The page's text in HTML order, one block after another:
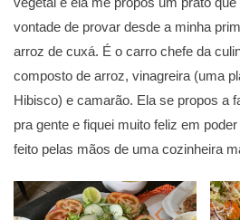
vontade de provar desde a minha
arroz de cuxá. É o carro chefe da
composto de arroz, vinagreira (uma
Hibisco) e camarão. Ela se propos a
pra gente e fiquei muito feliz em
feito pelas mãos de uma cozinheira